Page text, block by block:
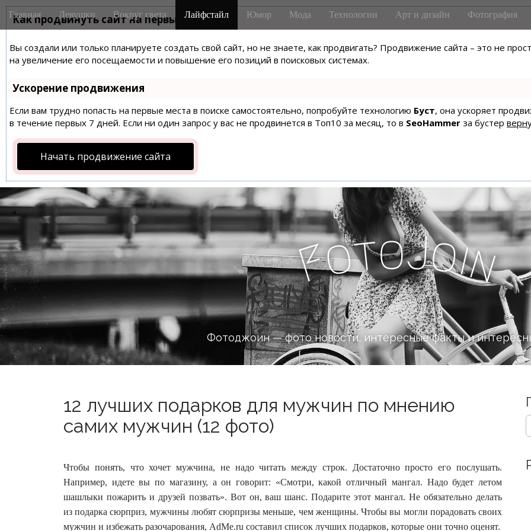
Как продвинуть сайт на первые места?
Вы создали или только планируете создать свой сайт, но не знаете, как продвигать? Продвижение сайта – это не
на увеличение его посещаемости и повышение его позиций в поисковых системах.
Ускорение продвижения
Если вам трудно попасть на первые места в поиске самостоятельно, попробуйте технологию Буст, она ускоряет
в течение первых 7 дней. Если ни один запрос у вас не продвинется в Топ10 за месяц, то в SeoHammer за бустер
Начать продвижение сайта
M
a
n
m
e
n
u
i
Главная Девушки Вокруг света Лайфстайл Юмор Мода Технологии Арт и дизайн Фотография
FotoJoi
n
Фотоджоин — фото новости, интересные факты и
12 лучших подарков для мужчин по мнению
самих мужчин (12 фото)
Чтобы понять, что хочет мужчина, не надо читать между строк. Достаточно просто его послушать.
Например, идете вы по магазину, а он говорит: «Смотри, какой отличный мангал. Надо будет летом
шашлыки пожарить и друзей позвать». Вот он, ваш шанс. Подарите этот мангал. Не обязательно делать
из подарка сюрприз, мужчины любят сюрпризы меньше, чем женщины. Чтобы вы могли порадовать своих
мужчин и избежать разочарования, AdMe.ru составил список лучших подарков, которые они точно оценят.
S
e
c